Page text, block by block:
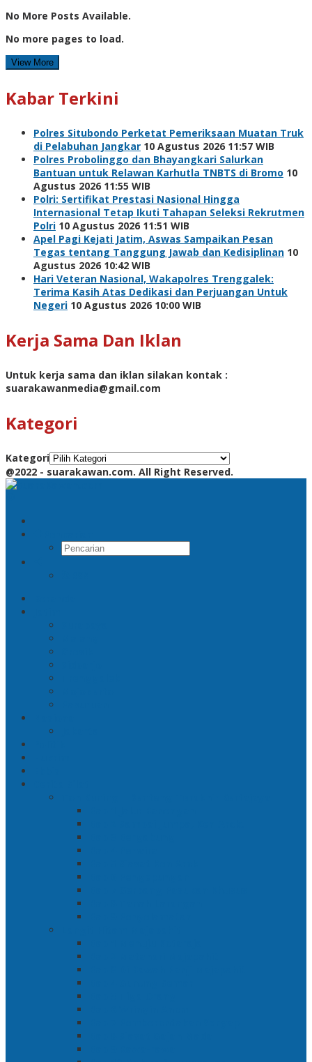
No More Posts Available.
No more pages to load.
View More
Kabar Terkini
Polres Situbondo Perketat Pemeriksaan Muatan Truk
di Pelabuhan Jangkar 10 Agustus 2026 11:57 WIB
Polres Probolinggo dan Bhayangkari Salurkan
Bantuan untuk Relawan Karhutla TNBTS di Bromo 10
Agustus 2026 11:55 WIB
Polri: Sertifikat Prestasi Nasional Hingga
Internasional Tetap Ikuti Tahapan Seleksi Rekrutmen
Polri 10 Agustus 2026 11:51 WIB
Apel Pagi Kejati Jatim, Aswas Sampaikan Pesan
Tegas tentang Tanggung Jawab dan Kedisiplinan 10
Agustus 2026 10:42 WIB
Hari Veteran Nasional, Wakapolres Trenggalek:
Terima Kasih Atas Dedikasi dan Perjuangan Untuk
Negeri 10 Agustus 2026 10:00 WIB
Kerja Sama Dan Iklan
Untuk kerja sama dan iklan silakan kontak :
suarakawanmedia@gmail.com
Kategori
Kategori
@2022 - suarakawan.com. All Right Reserved.